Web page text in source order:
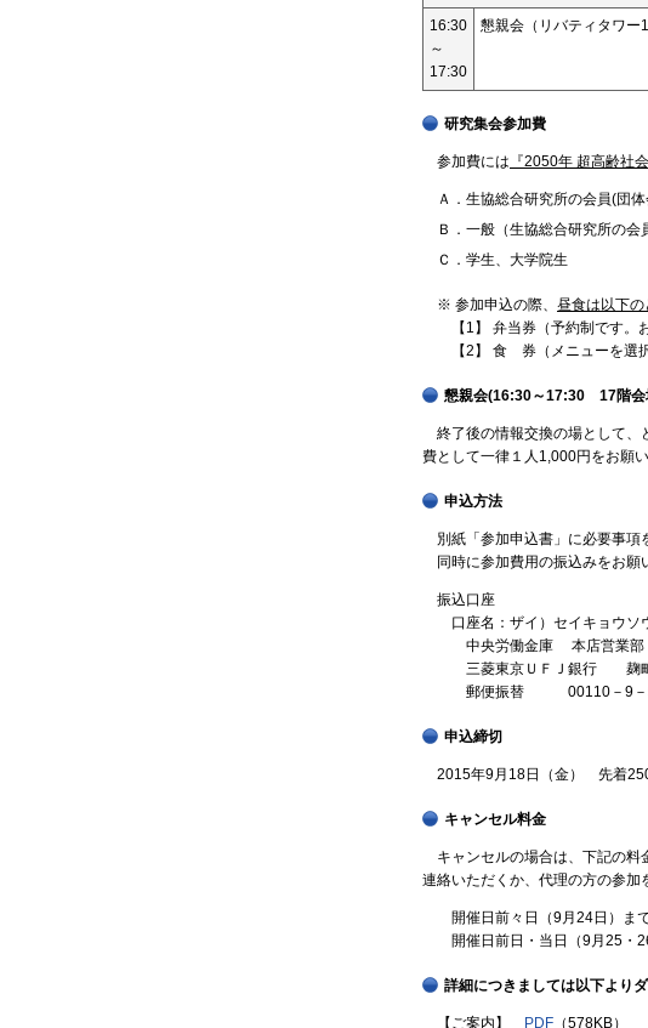
16:30
～
17:30
懇親会（リバティタワー
研究集会参加費
参加費には 『2050年 超高齢社
Ａ．生協総合研究所の会員(団
Ｂ．一般（生協総合研究所の会
Ｃ．学生、大学院生
※ 参加申込の際、 昼食は以下の
【1】 弁当券（予約制です。お
【2】 食 券（メニューを選択
懇親会(16:30～17:30 17階会
終了後の情報交換の場として、
費として一律１人1,000円をお願
申込方法
別紙「参加申込書」に必要事項
同時に参加費用の振込みをお願
振込口座
口座名：ザイ）セイキョウソ
中央労働金庫 本店営業部
三菱東京ＵＦＪ銀行 麹
郵便振替 00110－9－
申込締切
2015年9月18日（金） 先着
キャンセル料金
キャンセルの場合は、下記の料
連絡いただくか、代理の方の参加
開催日前々日（9月24日）ま
開催日前日・当日（9月25・
詳細につきましては以下より
【ご案内】 PDF （578KB）